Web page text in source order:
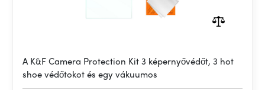
A K&F Camera Protection Kit 3 képernyővédőt, 3 hot
shoe védőtokot és egy vákuumos